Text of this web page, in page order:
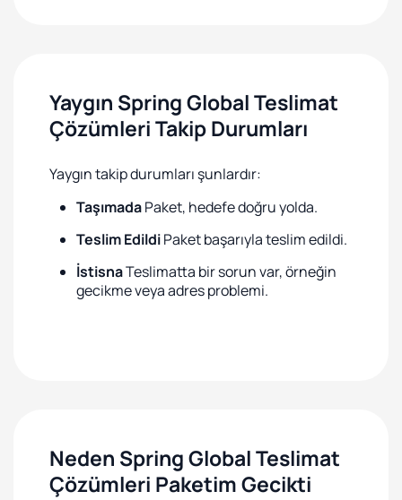
Yaygın Spring Global Teslimat
Çözümleri Takip Durumları
Yaygın takip durumları şunlardır:
TaşımadaPaket, hedefe doğru yolda.
Teslim EdildiPaket başarıyla teslim edildi.
İstisnaTeslimatta bir sorun var, örneğin
gecikme veya adres problemi.
Neden Spring Global Teslimat
Çözümleri Paketim Gecikti